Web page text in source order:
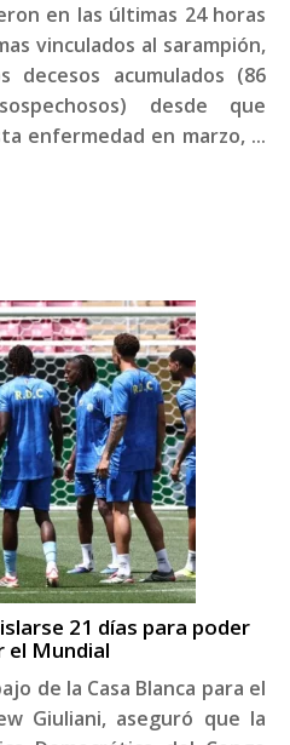
en las últimas 24 horas
vinculados al sarampión,
acumulados (86
desde que
enfermedad en marzo, ...
21 días para poder
el Mundial
de la Casa Blanca para el
Giuliani, aseguró que la